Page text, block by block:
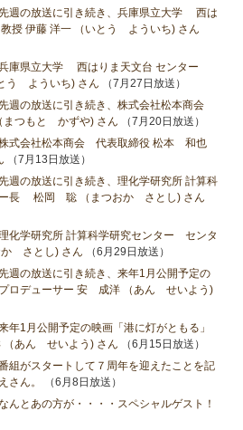
週の放送に引き続き、兵庫県立大学 西は
授 伊藤 洋一 （いとう よういち) さん
庫県立大学 西はりま天文台 センター
う よういち) さん （7月27日放送）
週の放送に引き続き、株式会社松本商会
つもと かずや) さん （7月20日放送）
株式会社松本商会 代表取締役 松本 和也
（7月13日放送）
週の放送に引き続き、理化学研究所 計算科
長 松岡 聡 （まつおか さとし) さん
化学研究所 計算科学研究センター センタ
さとし) さん （6月29日放送）
週の放送に引き続き、来年1月公開予定の
ロデューサー 安 成洋 （あん せいよう)
年1月公開予定の映画「港に灯がともる」
あん せいよう) さん （6月15日放送）
組がスタートして７周年を迎えたことを記
さん。
（6月8日放送）
んとあの方が・・・・スペシャルゲスト！